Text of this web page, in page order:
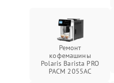
Ремонт
кофемашины
Polaris Barista PRO
PACM 2055AC